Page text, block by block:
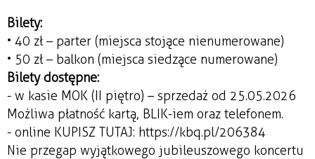
Bilety:
• 40 zł – parter (miejsca stojące nienumerowane)
• 50 zł – balkon (miejsca siedzące numerowane)
Bilety dostępne:
- w kasie MOK (II piętro) – sprzedaż od 25.05.2026
Możliwa płatność kartą, BLIK-iem oraz telefonem.
- online KUPISZ TUTAJ: https://kbq.pl/206384
Nie przegap wyjątkowego jubileuszowego koncertu